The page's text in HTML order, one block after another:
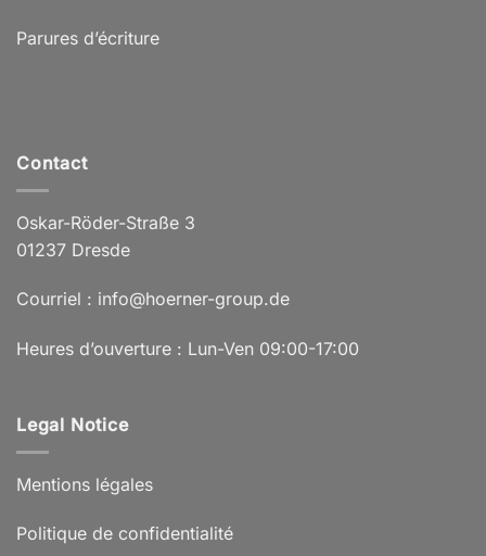
Parures d’écriture
Contact
Oskar-Röder-Straße 3
01237 Dresde
Courriel : info@hoerner-group.de
Heures d’ouverture : Lun-Ven 09:00-17:00
Legal Notice
Mentions légales
Politique de confidentialité